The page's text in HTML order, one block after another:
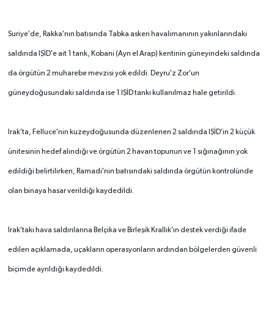
Suriye'de, Rakka'nın batısında Tabka askeri havalimanının yakınlarındaki
saldırıda IŞİD'e ait 1 tank, Kobani (Ayn el Arap) kentinin güneyindeki saldırıda
da örgütün 2 muharebe mevzisi yok edildi. Deyru'z Zor'un
güneydoğusundaki saldırıda ise 1 IŞİD tankı kullanılmaz hale getirildi.
Irak'ta, Felluce'nin kuzeydoğusunda düzenlenen 2 saldırıda IŞİD'in 2 küçük
ünitesinin hedef alındığı ve örgütün 2 havan topunun ve 1 sığınağının yok
edildiği belirtilirken, Ramadi'nin batısındaki saldırıda örgütün kontrolünde
olan binaya hasar verildiği kaydedildi.
Irak'taki hava saldırılarına Belçika ve Birleşik Krallık'ın destek verdiği ifade
edilen açıklamada, uçakların operasyonların ardından bölgelerden güvenli
biçimde ayrıldığı kaydedildi.